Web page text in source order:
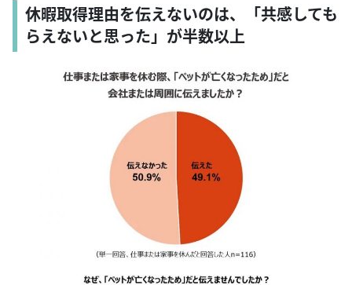
休暇取得理由を伝えないのは、「共感しても
らえないと思った」が半数以上